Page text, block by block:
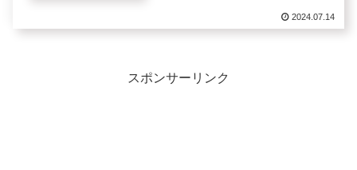
2024.07.14
スポンサーリンク